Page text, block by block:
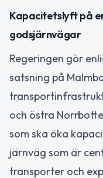
Kapacitetslyft på
godsjärnvägar
Regeringen gör
satsning på
och östra
som ska öka
järnväg som är
transporter och